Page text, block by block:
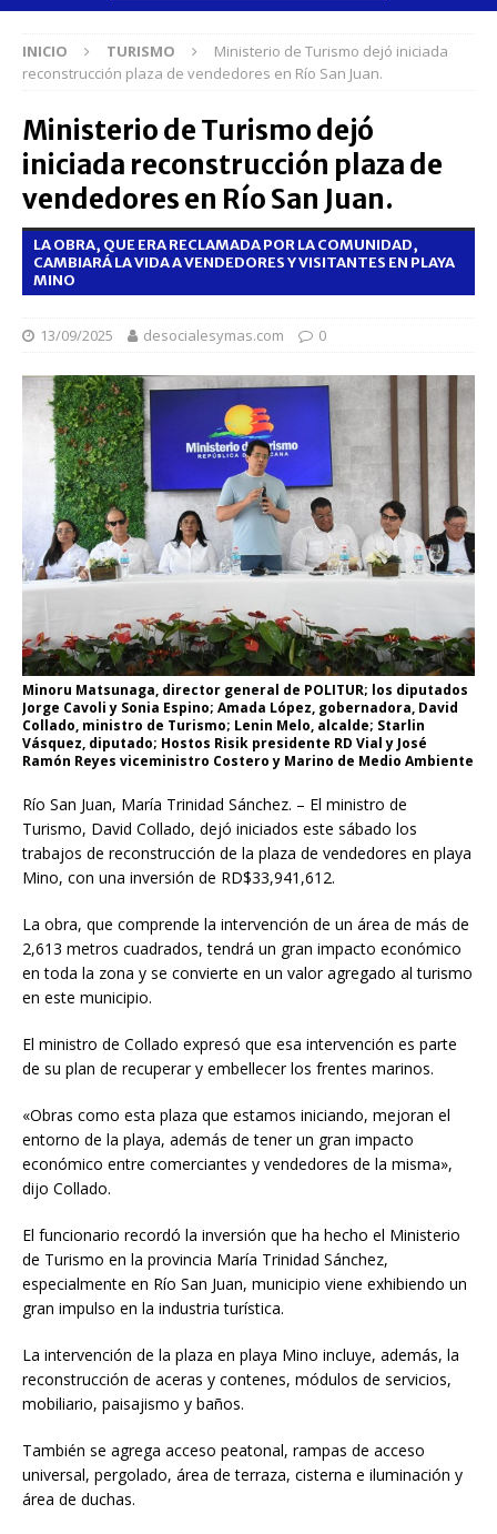
INICIO TURISMO
Ministerio de Turismo dejó iniciada
reconstrucción plaza de vendedores en Río San Juan.
Ministerio de Turismo dejó
iniciada reconstrucción plaza de
vendedores en Río San Juan.
LA OBRA, QUE ERA RECLAMADA POR LA COMUNIDAD,
CAMBIARÁ LA VIDA A VENDEDORES Y VISITANTES EN PLAYA
MINO
13/09/2025 desocialesymas.com 0
Minoru Matsunaga, director general de POLITUR; los diputados
Jorge Cavoli y Sonia Espino; Amada López, gobernadora, David
Collado, ministro de Turismo; Lenin Melo, alcalde; Starlin
Vásquez, diputado; Hostos Risik presidente RD Vial y José
Ramón Reyes viceministro Costero y Marino de Medio Ambiente
Río San Juan, María Trinidad Sánchez. – El ministro de
Turismo, David Collado, dejó iniciados este sábado los
trabajos de reconstrucción de la plaza de vendedores en playa
Mino, con una inversión de RD$33,941,612.
La obra, que comprende la intervención de un área de más de
2,613 metros cuadrados, tendrá un gran impacto económico
en toda la zona y se convierte en un valor agregado al turismo
en este municipio.
El ministro de Collado expresó que esa intervención es parte
de su plan de recuperar y embellecer los frentes marinos.
«Obras como esta plaza que estamos iniciando, mejoran el
entorno de la playa, además de tener un gran impacto
económico entre comerciantes y vendedores de la misma»,
dijo Collado.
El funcionario recordó la inversión que ha hecho el Ministerio
de Turismo en la provincia María Trinidad Sánchez,
especialmente en Río San Juan, municipio viene exhibiendo un
gran impulso en la industria turística.
La intervención de la plaza en playa Mino incluye, además, la
reconstrucción de aceras y contenes, módulos de servicios,
mobiliario, paisajismo y baños.
También se agrega acceso peatonal, rampas de acceso
universal, pergolado, área de terraza, cisterna e iluminación y
área de duchas.